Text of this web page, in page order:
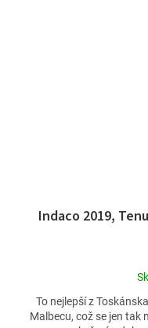
Indaco 2019,
To nejlepší z
Malbecu, což se jen tak